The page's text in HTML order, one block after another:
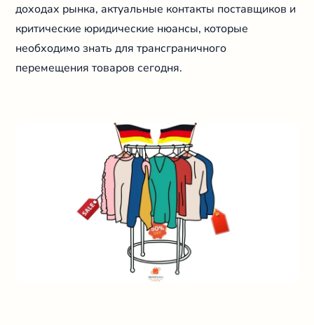
доходах рынка, актуальные контакты поставщиков и
критические юридические нюансы, которые
необходимо знать для трансграничного
перемещения товаров сегодня.